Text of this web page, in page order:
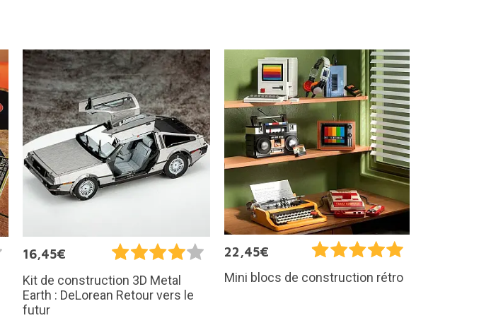
16,45€
Kit de construction 3D Metal
Earth : DeLorean Retour vers le
futur
22,45€
Mini blocs de construction rétro